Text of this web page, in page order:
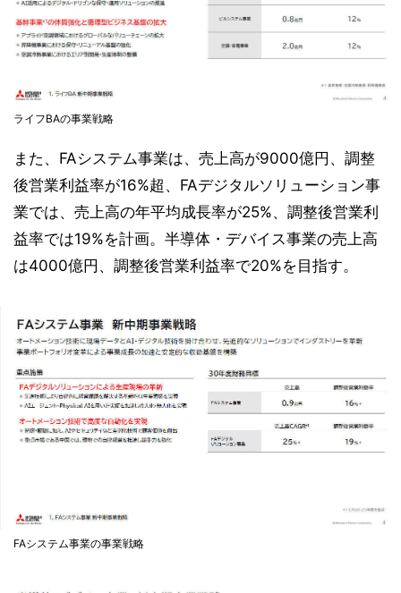
ライフBAの事業戦略
また、FAシステム事業は、売上高が9000億円、調整
後営業利益率が16%超、FAデジタルソリューション事
業では、売上高の年平均成長率が25%、調整後営業利
益率では19%を計画。半導体・デバイス事業の売上高
は4000億円、調整後営業利益率で20%を目指す。
FAシステム事業の事業戦略